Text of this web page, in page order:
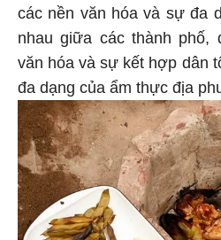
các nền văn hóa và sự đa
nhau giữa các thành phố,
văn hóa và sự kết hợp dân
đa dạng của ẩm thực địa